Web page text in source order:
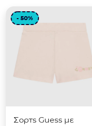
- 50%
Σορτς Guess με